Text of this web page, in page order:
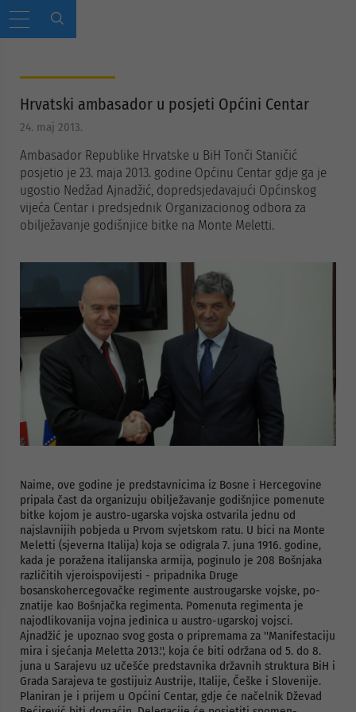
Hrvatski ambasador u posjeti Općini Centar
24. maj 2013.
Ambasador Republike Hrvatske u BiH Tonči Staničić
posjetio je 23. maja 2013. godine Općinu Centar gdje ga je
ugostio Nedžad Ajnadžić, dopredsjedavajući Općinskog
vijeća Centar i predsjednik Organizacionog odbora za
obilježavanje godišnjice bitke na Monte Meletti.
Naime, ove godine je predstavnicima iz Bosne i Hercegovine
pripala čast da organizuju obilježavanje godišnjice pomenute
bitke kojom je austro-ugarska vojska ostvarila jednu od
najslavnijih pobjeda u Prvom svjetskom ratu. U bici na Monte
Meletti (sjeverna Italija) koja se odigrala 7. juna 1916. godine,
kada je poražena italijanska armija, poginulo je 208 Bošnjaka
različitih vjeroispovijesti - pripadnika Druge
bosanskohercegovačke regimente austrougarske vojske, po­
znatije kao Bošnjačka regimenta. Pomenuta regimenta je
najodlikovanija vojna jedinica u austro-ugarskoj vojsci.
Ajnadžić je upoznao svog gosta o pripremama za ''Manifestaciju
mira i sjećanja Meletta 2013.'', koja će biti održana od 5. do 8.
juna u Sarajevu uz učešće predstavnika državnih struktura BiH i
Grada Sarajeva te gostijuiz Austrije, Italije, Češke i Slovenije.
Planiran je i prijem u Općini Centar, gdje će načelnik Dževad